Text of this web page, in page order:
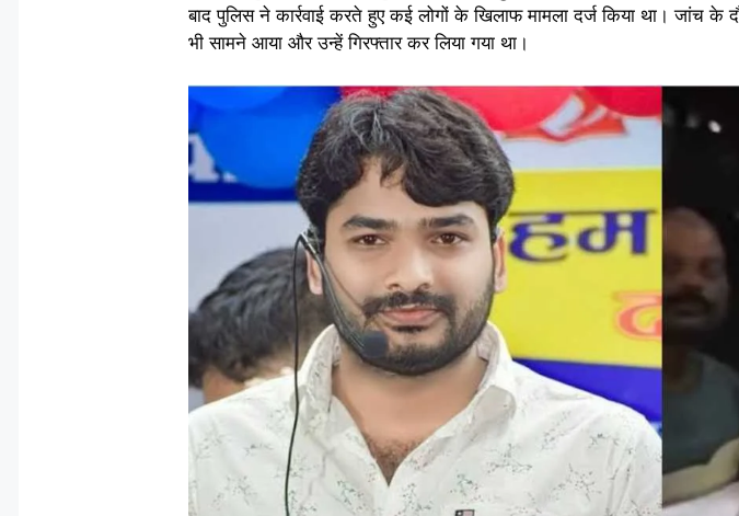
बाद पुलिस ने कार्रवाई करते हुए कई लोगों के खिलाफ मामला दर्ज किया था। जांच
भी सामने आया और उन्हें गिरफ्तार कर लिया गया था।